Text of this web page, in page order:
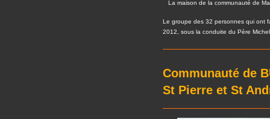
La maison de la communauté de
Le groupe des 32 personnes qui ont
2012, sous la conduite du Père
Communauté de
St Pierre et St